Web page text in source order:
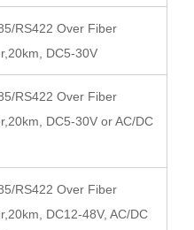
RS422 Over Fiber
DC5-30V
RS422 Over Fiber
DC5-30V or AC/DC
RS422 Over Fiber
DC12-48V, AC/DC